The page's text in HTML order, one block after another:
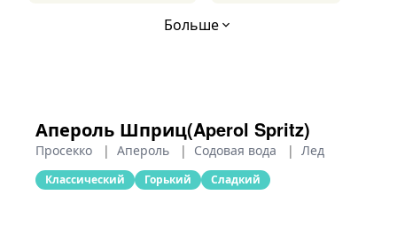
Больше
Апероль Шприц(Aperol Spritz)
Просекко | Апероль | Содовая вода | Лед
Классический Горький Сладкий